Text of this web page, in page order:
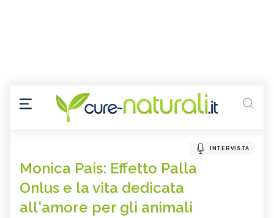
INTERVISTA
Monica Pais: Effetto Palla
Onlus e la vita dedicata
all'amore per gli animali